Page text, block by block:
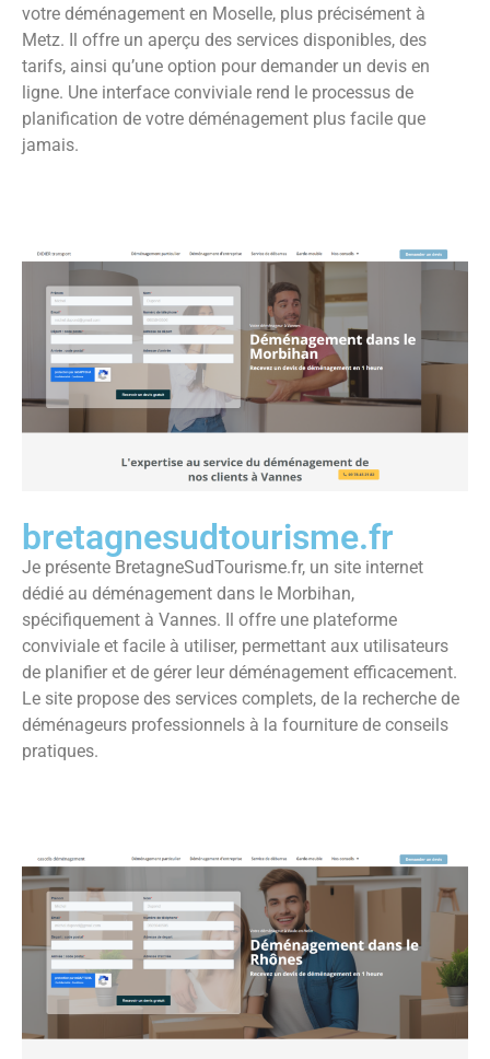
votre déménagement en Moselle, plus précisément à
Metz. Il offre un aperçu des services disponibles, des
tarifs, ainsi qu’une option pour demander un devis en
ligne. Une interface conviviale rend le processus de
planification de votre déménagement plus facile que
jamais.
bretagnesudtourisme.fr
Je présente BretagneSudTourisme.fr, un site internet
dédié au déménagement dans le Morbihan,
spécifiquement à Vannes. Il offre une plateforme
conviviale et facile à utiliser, permettant aux utilisateurs
de planifier et de gérer leur déménagement efficacement.
Le site propose des services complets, de la recherche de
déménageurs professionnels à la fourniture de conseils
pratiques.